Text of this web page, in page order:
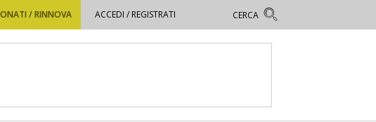
/ RINNOVA ACCEDI / REGISTRATI